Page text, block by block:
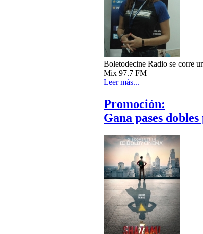
Boletodecine Radio se corre
Mix 97.7 FM
Leer más...
Promoción:
Gana pases